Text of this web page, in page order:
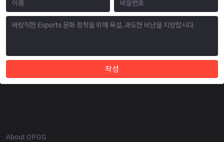
작성
About OP.GG